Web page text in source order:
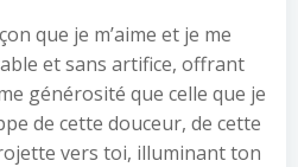
que je m’aime et je me
et sans artifice, offrant
générosité que celle que je
de cette douceur, de cette
vers toi, illuminant ton